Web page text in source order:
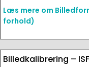
Læs mere om
forhold)
Billedkalibrering – ISF